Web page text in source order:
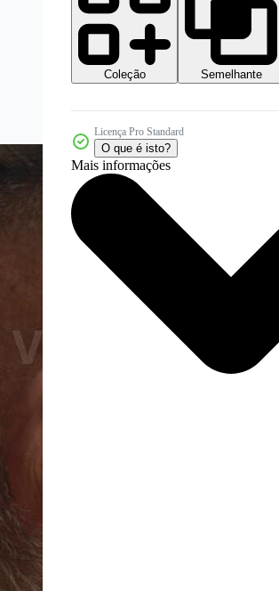
Coleção
Semelhante
Licença Pro Standard
O que é isto?
Mais informações